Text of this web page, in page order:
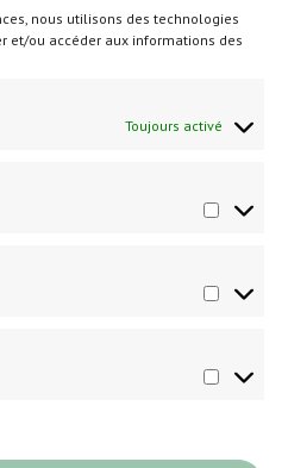
nous utilisons des technologies
et/ou accéder aux informations des
Toujours activé
locaux